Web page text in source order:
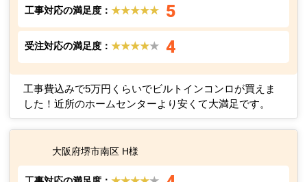
工事対応の満足度：★★★★★ 5
受注対応の満足度：★★★★★ 4
工事費込みで5万円くらいでビルトインコンロが買えま
した！近所のホームセンターより安くて大満足です。
大阪府堺市南区 H様